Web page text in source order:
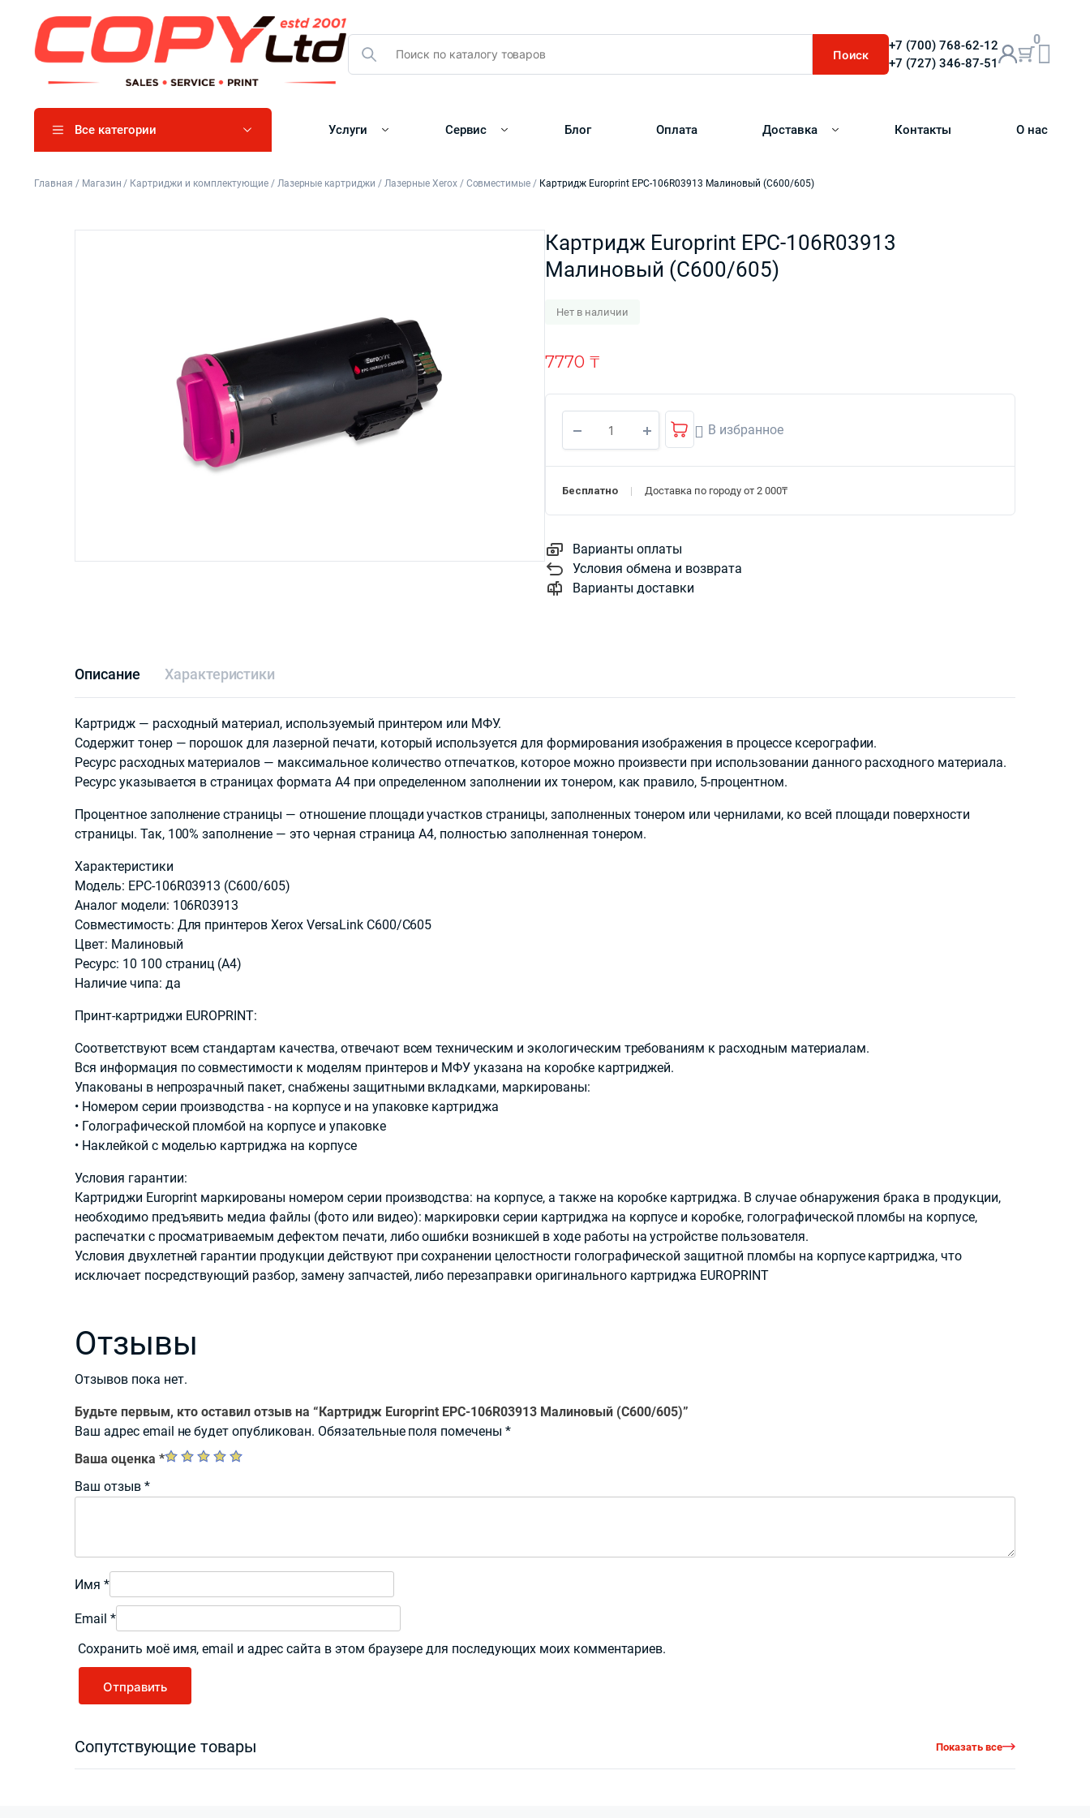
Поиск
+7 (700) 768-62-12
+7 (727) 346-87-51
0
Все категории Услуги Сервис Блог Оплата Доставка Контакты О нас
Главная / Магазин / Картриджи и комплектующие/ Лазерные картриджи /Лазерные Xerox/ Совместимые / Картридж Europrint EPC-106R03913 Малиновый (C600/605)
Картридж Europrint EPC-106R03913
Малиновый (C600/605)
Нет в наличии
7770 ₸
В избранное
Бесплатно Доставка по городу от 2 000₸
Варианты оплаты
Условия обмена и возврата
Варианты доставки
Описание Характеристики
Картридж — расходный материал, используемый принтером или МФУ.
Содержит тонер — порошок для лазерной печати, который используется для формирования изображения в процессе ксерографии.
Ресурс расходных материалов — максимальное количество отпечатков, которое можно произвести при использовании данного расходного материала.
Ресурс указывается в страницах формата А4 при определенном заполнении их тонером, как правило, 5-процентном.
Процентное заполнение страницы — отношение площади участков страницы, заполненных тонером или чернилами, ко всей площади поверхности
страницы. Так, 100% заполнение — это черная страница А4, полностью заполненная тонером.
Характеристики
Модель: EPC-106R03913 (C600/605)
Аналог модели: 106R03913
Совместимость: Для принтеров Xerox VersaLink C600/C605
Цвет: Малиновый
Ресурс: 10 100 страниц (А4)
Наличие чипа: да
Принт-картриджи EUROPRINT:
Соответствуют всем стандартам качества, отвечают всем техническим и экологическим требованиям к расходным материалам.
Вся информация по совместимости к моделям принтеров и МФУ указана на коробке картриджей.
Упакованы в непрозрачный пакет, снабжены защитными вкладками, маркированы:
• Номером серии производства - на корпусе и на упаковке картриджа
• Голографической пломбой на корпусе и упаковке
• Наклейкой с моделью картриджа на корпусе
Условия гарантии:
Картриджи Europrint маркированы номером серии производства: на корпусе, а также на коробке картриджа. В случае обнаружения брака в продукции,
необходимо предъявить медиа файлы (фото или видео): маркировки серии картриджа на корпусе и коробке, голографической пломбы на корпусе,
распечатки с просматриваемым дефектом печати, либо ошибки возникшей в ходе работы на устройстве пользователя.
Условия двухлетней гарантии продукции действуют при сохранении целостности голографической защитной пломбы на корпусе картриджа, что
исключает посредствующий разбор, замену запчастей, либо перезаправки оригинального картриджа EUROPRINT
Отзывы
Отзывов пока нет.
Будьте первым, кто оставил отзыв на “Картридж Europrint EPC-106R03913 Малиновый (C600/605)”
Ваш адрес email не будет опубликован. Обязательные поля помечены*
Ваша оценка *
Ваш отзыв *
Имя *
Email *
Сохранить моё имя, email и адрес сайта в этом браузере для последующих моих комментариев.
Сопутствующие товары Показать все